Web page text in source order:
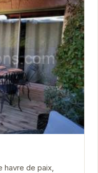
havre de paix,